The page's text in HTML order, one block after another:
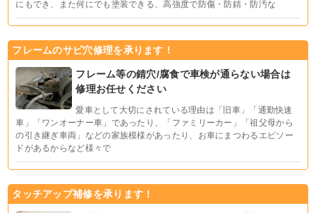
にもでき、また何にでも塗装できる、高強度で防傷・防錆・防汚な
フレームのサビ穴修理を承ります！
フレーム等の錆穴/腐食で車検が通らない場合は
修理お任せください
愛車として大切にされている理由は「旧車」「通勤快速
車」「ワンオーナー車」であったり、「ファミリーカー」「祖父母から
の引き継ぎ車両」などの家族模様があったり、お車にまつわるエピソー
ドがあるからなど様々で
タッチアップ補修を承ります！